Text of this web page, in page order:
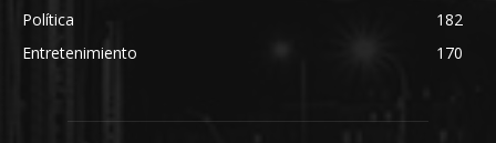
Política
182
Entretenimiento
170